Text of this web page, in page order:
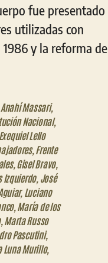
fue presentado
utilizadas con
y la reforma de
Anahí Massari,
Nacional,
Exequiel Lello
, Frente
, Gisel Bravo,
Izquierdo, José
, Luciano
, María de los
, Marta Russo
Pascutini,
Luna Murillo,